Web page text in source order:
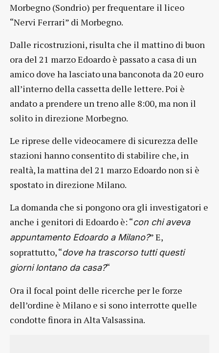
Morbegno (Sondrio) per frequentare il liceo
“Nervi Ferrari” di Morbegno.
Dalle ricostruzioni, risulta che il mattino di buon
ora del 21 marzo Edoardo è passato a casa di un
amico dove ha lasciato una banconota da 20 euro
all’interno della cassetta delle lettere. Poi è
andato a prendere un treno alle 8:00, ma non il
solito in direzione Morbegno.
Le riprese delle videocamere di sicurezza delle
stazioni hanno consentito di stabilire che, in
realtà, la mattina del 21 marzo Edoardo non si è
spostato in direzione Milano.
La domanda che si pongono ora gli investigatori e
anche i genitori di Edoardo è: “con chi aveva
appuntamento Edoardo a Milano?” E,
soprattutto, “dove ha trascorso tutti questi
giorni lontano da casa?“
Ora il focal point delle ricerche per le forze
dell’ordine è Milano e si sono interrotte quelle
condotte finora in Alta Valsassina.